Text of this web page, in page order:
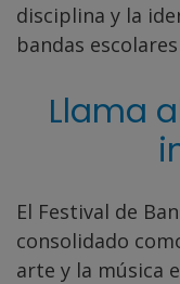
disciplina y la
bandas
Llama
El Festival de
consolidado
arte y la música